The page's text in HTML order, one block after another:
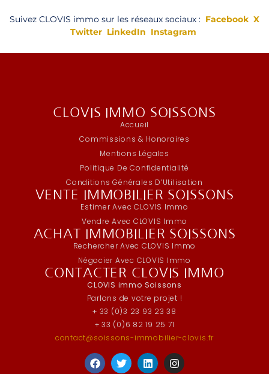
Suivez CLOVIS immo sur les réseaux sociaux : Facebook X
Twitter LinkedIn Instagram
CLOVIS IMMO SOISSONS
Accueil
Commissions & Honoraires
Mentions Légales
Politique De Confidentialité
Conditions Générales D’Utilisation
VENTE IMMOBILIER SOISSONS
Estimer Avec CLOVIS Immo
Vendre Avec CLOVIS Immo
ACHAT IMMOBILIER SOISSONS
Rechercher Avec CLOVIS Immo
Négocier Avec CLOVIS Immo
CONTACTER CLOVIS IMMO
CLOVIS immo Soissons
Parlons de votre projet !
+ 33 (0)3 23 93 23 38
+ 33 (0)6 82 19 25 71
contact@soissons-immobilier-clovis.fr